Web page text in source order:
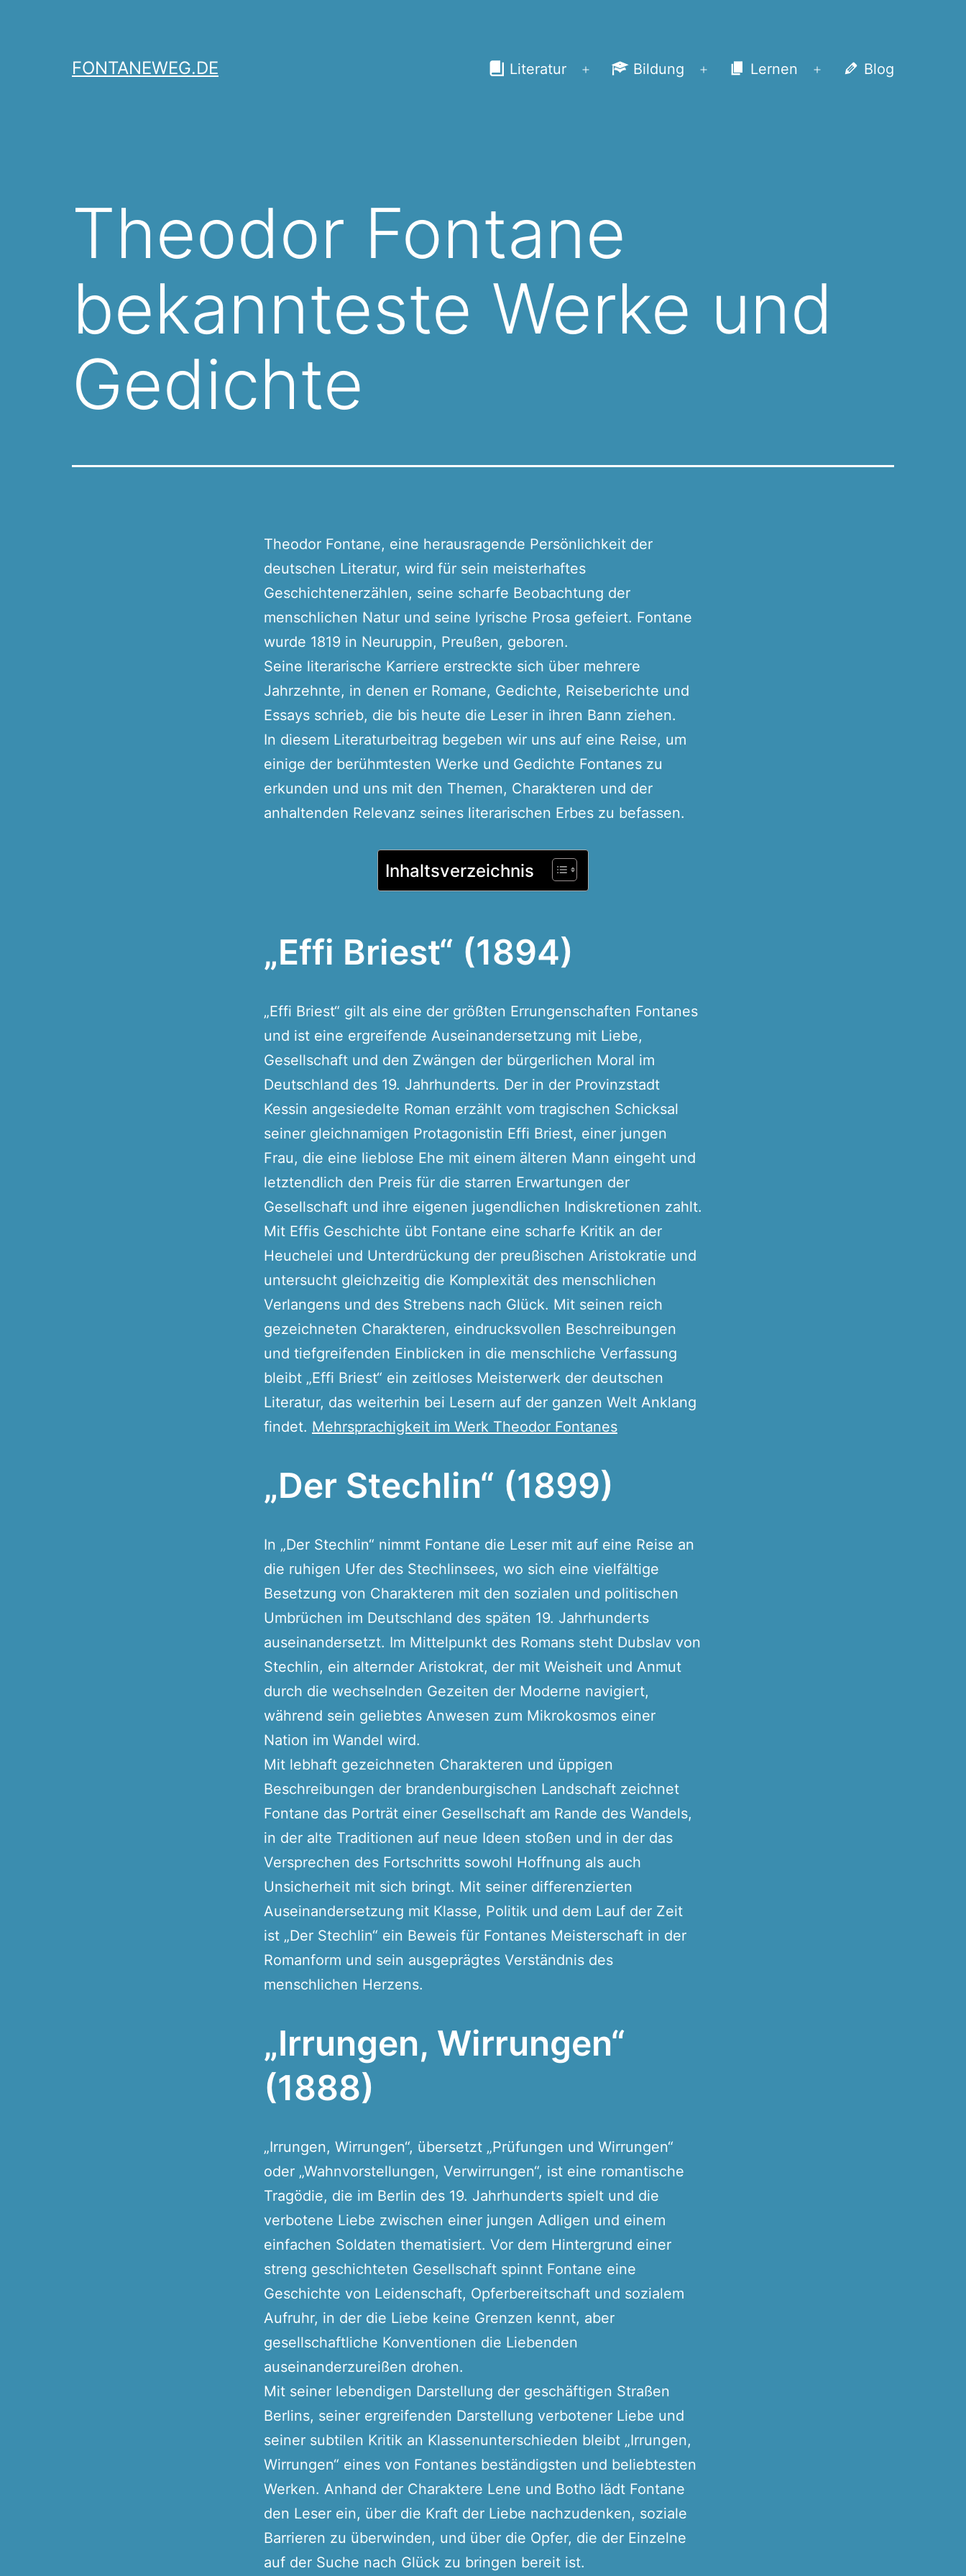
FONTANEWEG.DE Literatur
Menü
Bildung
Menü
Lernen
Menü
Blog
Theodor Fontane
bekannteste Werke und
Gedichte
Theodor Fontane, eine herausragende Persönlichkeit der
deutschen Literatur, wird für sein meisterhaftes
Geschichtenerzählen, seine scharfe Beobachtung der
menschlichen Natur und seine lyrische Prosa gefeiert. Fontane
wurde 1819 in Neuruppin, Preußen, geboren.
Seine literarische Karriere erstreckte sich über mehrere
Jahrzehnte, in denen er Romane, Gedichte, Reiseberichte und
Essays schrieb, die bis heute die Leser in ihren Bann ziehen.
In diesem Literaturbeitrag begeben wir uns auf eine Reise, um
einige der berühmtesten Werke und Gedichte Fontanes zu
erkunden und uns mit den Themen, Charakteren und der
anhaltenden Relevanz seines literarischen Erbes zu befassen.
Inhaltsverzeichnis
„Effi Briest“ (1894)
„Effi Briest“ gilt als eine der größten Errungenschaften Fontanes
und ist eine ergreifende Auseinandersetzung mit Liebe,
Gesellschaft und den Zwängen der bürgerlichen Moral im
Deutschland des 19. Jahrhunderts. Der in der Provinzstadt
Kessin angesiedelte Roman erzählt vom tragischen Schicksal
seiner gleichnamigen Protagonistin Effi Briest, einer jungen
Frau, die eine lieblose Ehe mit einem älteren Mann eingeht und
letztendlich den Preis für die starren Erwartungen der
Gesellschaft und ihre eigenen jugendlichen Indiskretionen zahlt.
Mit Effis Geschichte übt Fontane eine scharfe Kritik an der
Heuchelei und Unterdrückung der preußischen Aristokratie und
untersucht gleichzeitig die Komplexität des menschlichen
Verlangens und des Strebens nach Glück. Mit seinen reich
gezeichneten Charakteren, eindrucksvollen Beschreibungen
und tiefgreifenden Einblicken in die menschliche Verfassung
bleibt „Effi Briest“ ein zeitloses Meisterwerk der deutschen
Literatur, das weiterhin bei Lesern auf der ganzen Welt Anklang
findet. Mehrsprachigkeit im Werk Theodor Fontanes
„Der Stechlin“ (1899)
In „Der Stechlin“ nimmt Fontane die Leser mit auf eine Reise an
die ruhigen Ufer des Stechlinsees, wo sich eine vielfältige
Besetzung von Charakteren mit den sozialen und politischen
Umbrüchen im Deutschland des späten 19. Jahrhunderts
auseinandersetzt. Im Mittelpunkt des Romans steht Dubslav von
Stechlin, ein alternder Aristokrat, der mit Weisheit und Anmut
durch die wechselnden Gezeiten der Moderne navigiert,
während sein geliebtes Anwesen zum Mikrokosmos einer
Nation im Wandel wird.
Mit lebhaft gezeichneten Charakteren und üppigen
Beschreibungen der brandenburgischen Landschaft zeichnet
Fontane das Porträt einer Gesellschaft am Rande des Wandels,
in der alte Traditionen auf neue Ideen stoßen und in der das
Versprechen des Fortschritts sowohl Hoffnung als auch
Unsicherheit mit sich bringt. Mit seiner differenzierten
Auseinandersetzung mit Klasse, Politik und dem Lauf der Zeit
ist „Der Stechlin“ ein Beweis für Fontanes Meisterschaft in der
Romanform und sein ausgeprägtes Verständnis des
menschlichen Herzens.
„Irrungen, Wirrungen“
(1888)
„Irrungen, Wirrungen“, übersetzt „Prüfungen und Wirrungen“
oder „Wahnvorstellungen, Verwirrungen“, ist eine romantische
Tragödie, die im Berlin des 19. Jahrhunderts spielt und die
verbotene Liebe zwischen einer jungen Adligen und einem
einfachen Soldaten thematisiert. Vor dem Hintergrund einer
streng geschichteten Gesellschaft spinnt Fontane eine
Geschichte von Leidenschaft, Opferbereitschaft und sozialem
Aufruhr, in der die Liebe keine Grenzen kennt, aber
gesellschaftliche Konventionen die Liebenden
auseinanderzureißen drohen.
Mit seiner lebendigen Darstellung der geschäftigen Straßen
Berlins, seiner ergreifenden Darstellung verbotener Liebe und
seiner subtilen Kritik an Klassenunterschieden bleibt „Irrungen,
Wirrungen“ eines von Fontanes beständigsten und beliebtesten
Werken. Anhand der Charaktere Lene und Botho lädt Fontane
den Leser ein, über die Kraft der Liebe nachzudenken, soziale
Barrieren zu überwinden, und über die Opfer, die der Einzelne
auf der Suche nach Glück zu bringen bereit ist.